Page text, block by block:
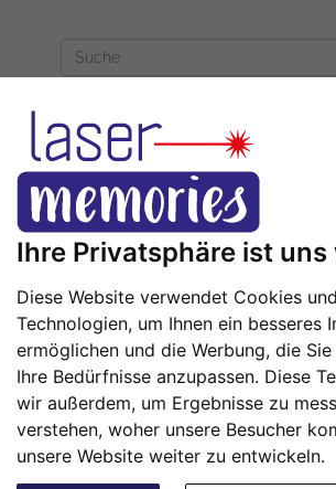
Ihre Privatsphäre ist
Diese Website verwendet Cookies
Technologien, um Ihnen ein besseres
ermöglichen und die Werbung, die
Ihre Bedürfnisse anzupassen. Diese
wir außerdem, um Ergebnisse zu
verstehen, woher unsere Besucher
unsere Website weiter zu entwickeln.
Isolierflasche Gedenktafel